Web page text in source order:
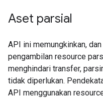
Aset parsial
API ini memungkinkan,
pengambilan resource
menghindari transfer,
tidak diperlukan.
API menggunakan